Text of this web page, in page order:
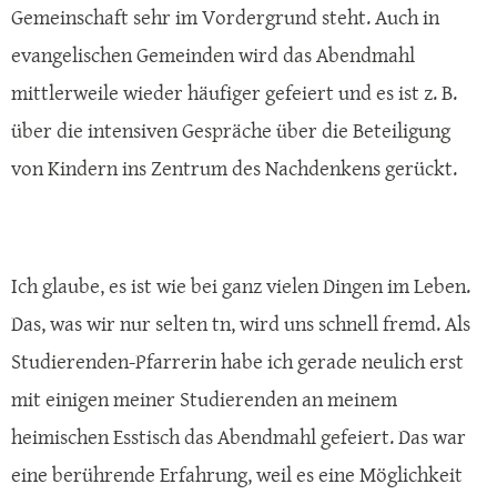
Gemeinschaft sehr im Vordergrund steht. Auch in
evangelischen Gemeinden wird das Abendmahl
mittlerweile wieder häufiger gefeiert und es ist z. B.
über die intensiven Gespräche über die Beteiligung
von Kindern ins Zentrum des Nachdenkens gerückt.
Ich glaube, es ist wie bei ganz vielen Dingen im Leben.
Das, was wir nur selten tn, wird uns schnell fremd. Als
Studierenden-Pfarrerin habe ich gerade neulich erst
mit einigen meiner Studierenden an meinem
heimischen Esstisch das Abendmahl gefeiert. Das war
eine berührende Erfahrung, weil es eine Möglichkeit